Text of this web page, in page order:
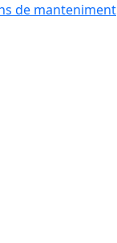
de manteniment